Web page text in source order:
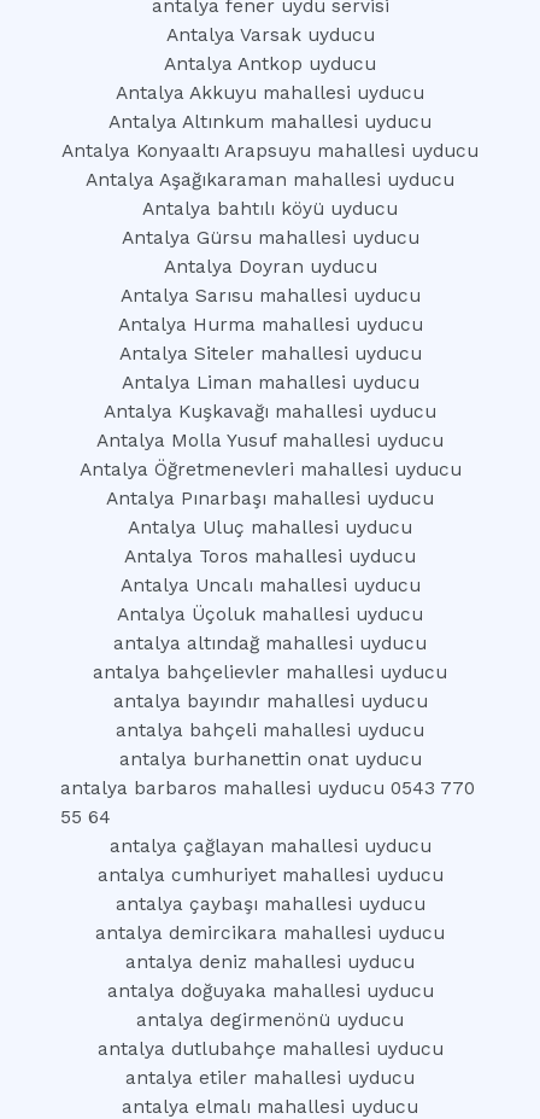
antalya fener uydu servisi
Antalya Varsak uyducu
Antalya Antkop uyducu
Antalya Akkuyu mahallesi uyducu
Antalya Altınkum mahallesi uyducu
Antalya Konyaaltı Arapsuyu mahallesi uyducu
Antalya Aşağıkaraman mahallesi uyducu
Antalya bahtılı köyü uyducu
Antalya Gürsu mahallesi uyducu
Antalya Doyran uyducu
Antalya Sarısu mahallesi uyducu
Antalya Hurma mahallesi uyducu
Antalya Siteler mahallesi uyducu
Antalya Liman mahallesi uyducu
Antalya Kuşkavağı mahallesi uyducu
Antalya Molla Yusuf mahallesi uyducu
Antalya Öğretmenevleri mahallesi uyducu
Antalya Pınarbaşı mahallesi uyducu
Antalya Uluç mahallesi uyducu
Antalya Toros mahallesi uyducu
Antalya Uncalı mahallesi uyducu
Antalya Üçoluk mahallesi uyducu
antalya altındağ mahallesi uyducu
antalya bahçelievler mahallesi uyducu
antalya bayındır mahallesi uyducu
antalya bahçeli mahallesi uyducu
antalya burhanettin onat uyducu
antalya barbaros mahallesi uyducu 0543 770
55 64
antalya çağlayan mahallesi uyducu
antalya cumhuriyet mahallesi uyducu
antalya çaybaşı mahallesi uyducu
antalya demircikara mahallesi uyducu
antalya deniz mahallesi uyducu
antalya doğuyaka mahallesi uyducu
antalya degirmenönü uyducu
antalya dutlubahçe mahallesi uyducu
antalya etiler mahallesi uyducu
antalya elmalı mahallesi uyducu